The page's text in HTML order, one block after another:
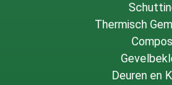
Thermisch
Deuren en